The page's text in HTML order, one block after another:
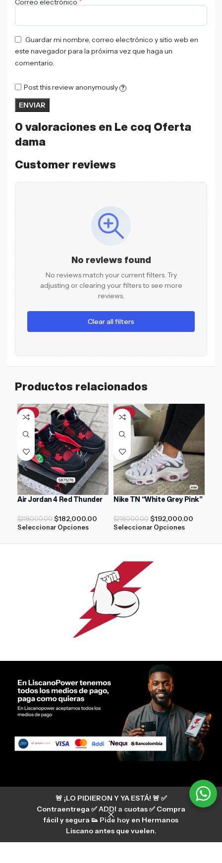
🚨 ¡LO PIDIERON Y YA ESTÁ! 🚨 ✅
Contraentrega ✅ ADDI a cuotas ✅ Compra
fácil y segura 👟 Pide hoy en Hermanos
Liscano antes que vuelen.
0 valoraciones en Le coq Oferta
dama
Customer reviews
No reviews found
No reviews match your current filters. Try
adjusting or clearing your filters to see more
reviews.
Clear all filters
Correo electrónico
Guardar mi nombre, correo electrónico y sitio web en
este navegador para la próxima vez que haga un
comentario.
Post this review anonymously ?
Productos relacionados
-17%
Air Jordan 4 Red Thunder
$218,000.00 $182,000.00
Seleccionar Opciones
-12%
Nike TN “White Grey Pink”
$218,000.00 $192,000.00
Seleccionar Opciones
Si tienes algún tipo de duda, puedes consultar
nuestro centro de ayuda
hermanosliscano_10 Instagram
Aura
hermanosliscano Tik Tok
Únete a nuestros canales de difusión en
WhatsApp